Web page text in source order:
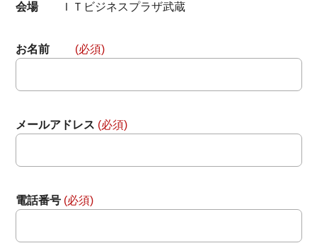
会場ＩＴビジネスプラザ武蔵
お名前 (必須)
メールアドレス (必須)
電話番号 (必須)